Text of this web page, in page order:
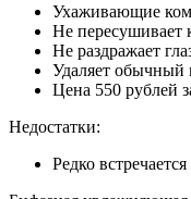
Ухаживающие
Не пересушивает
Не раздражает
Удаляет обычный
Цена 550 рублей
Недостатки:
Редко